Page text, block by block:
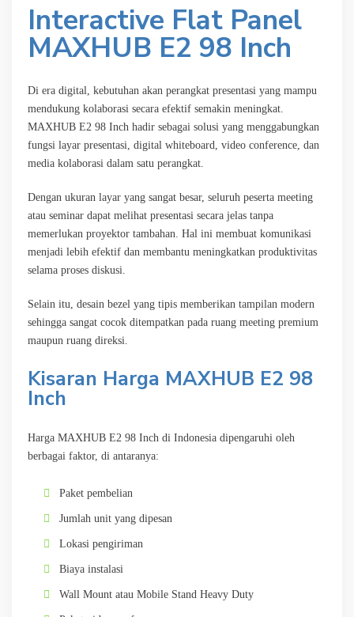
Interactive Flat Panel
MAXHUB E2 98 Inch
Di era digital, kebutuhan akan perangkat presentasi yang mampu
mendukung kolaborasi secara efektif semakin meningkat.
MAXHUB E2 98 Inch hadir sebagai solusi yang menggabungkan
fungsi layar presentasi, digital whiteboard, video conference, dan
media kolaborasi dalam satu perangkat.
Dengan ukuran layar yang sangat besar, seluruh peserta meeting
atau seminar dapat melihat presentasi secara jelas tanpa
memerlukan proyektor tambahan. Hal ini membuat komunikasi
menjadi lebih efektif dan membantu meningkatkan produktivitas
selama proses diskusi.
Selain itu, desain bezel yang tipis memberikan tampilan modern
sehingga sangat cocok ditempatkan pada ruang meeting premium
maupun ruang direksi.
Kisaran Harga MAXHUB E2 98
Inch
Harga MAXHUB E2 98 Inch di Indonesia dipengaruhi oleh
berbagai faktor, di antaranya:
Paket pembelian
Jumlah unit yang dipesan
Lokasi pengiriman
Biaya instalasi
Wall Mount atau Mobile Stand Heavy Duty